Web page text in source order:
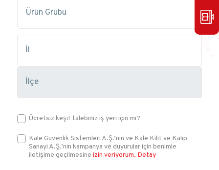
Ücretsiz keşif talebiniz iş yeri için mi?
Kale Güvenlik Sistemleri A.Ş.’nin ve Kale Kilit ve Kalıp
Sanayi A.Ş.’nin kampanya ve duyurular için benimle
iletişime geçilmesine izin veriyorum. Detay